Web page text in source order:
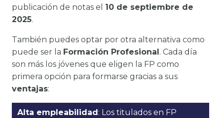
publicación de notas el 10 de septiembre de
2025.
También puedes optar por otra alternativa como
puede ser la Formación Profesional. Cada día
son más los jóvenes que eligen la FP como
primera opción para formarse gracias a sus
ventajas:
Alta empleabilidad: Los titulados en FP